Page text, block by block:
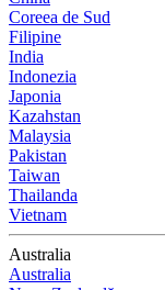
Coreea de Sud
Filipine
India
Indonezia
Japonia
Kazahstan
Malaysia
Pakistan
Taiwan
Thailanda
Vietnam
Australia
Australia